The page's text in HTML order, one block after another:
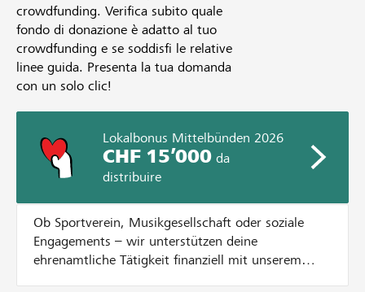
crowdfunding. Verifica subito quale
fondo di donazione è adatto al tuo
crowdfunding e se soddisfi le relative
linee guida. Presenta la tua domanda
con un solo clic!
Lokalbonus Mittelbünden 2026
CHF 15’000da
distribuire
Ob Sportverein, Musikgesellschaft oder soziale
Engagements – wir unterstützen deine
ehrenamtliche Tätigkeit finanziell mit unserem